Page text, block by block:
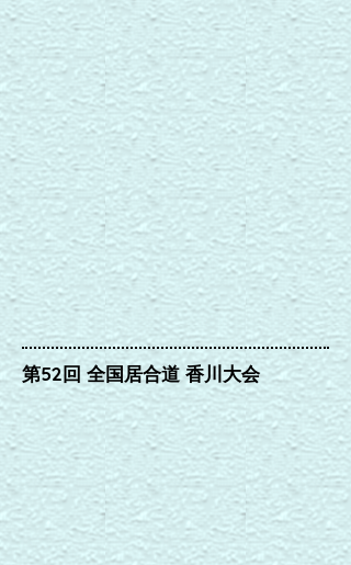
第52回 全国居合道 香川大会